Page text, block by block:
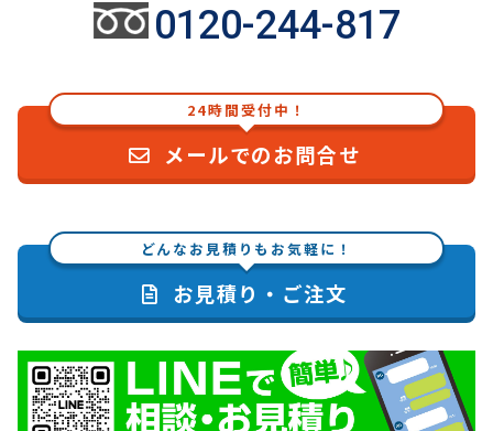
0120-244-817
24時間受付中！
メールでのお問合せ
どんなお見積りもお気軽に！
お見積り・ご注文